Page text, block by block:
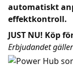
automatiskt
effektkontroll.
JUST NU! Köp
Erbjudandet